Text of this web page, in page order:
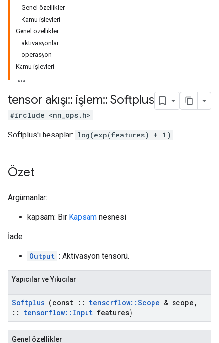
Genel özellikler
Kamu işlevleri
Genel özellikler
aktivasyonlar
operasyon
Kamu işlevleri
tensor akışı:: işlem:: Softplus
#include <nn_ops.h>
Softplus'ı hesaplar: log(exp(features) + 1) .
Özet
Argümanlar:
kapsam: Bir Kapsam nesnesi
İade:
Output : Aktivasyon tensörü.
Yapıcılar ve Yıkıcılar
Softplus (const :: tensorflow::Scope & scope ,
::
tensorflow:: Input features)
Genel özellikler